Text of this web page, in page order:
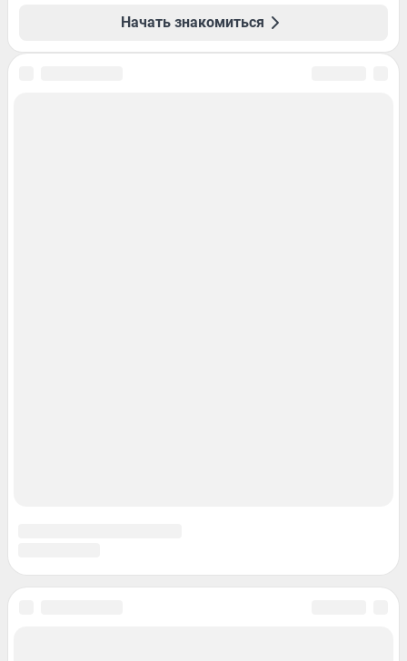
Начать знакомиться